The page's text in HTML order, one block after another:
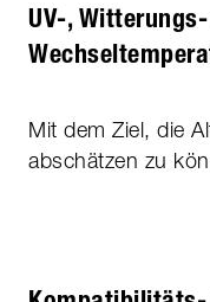
UV-,
Mit dem Ziel, die
abschätzen zu